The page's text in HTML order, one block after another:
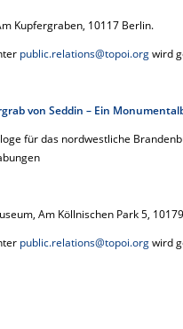
Kupfergraben, 10117 Berlin.
public.relations@topoi.orgwird
von Seddin – Ein
für das nordwestliche
Am Köllnischen Park 5,
public.relations@topoi.orgwird